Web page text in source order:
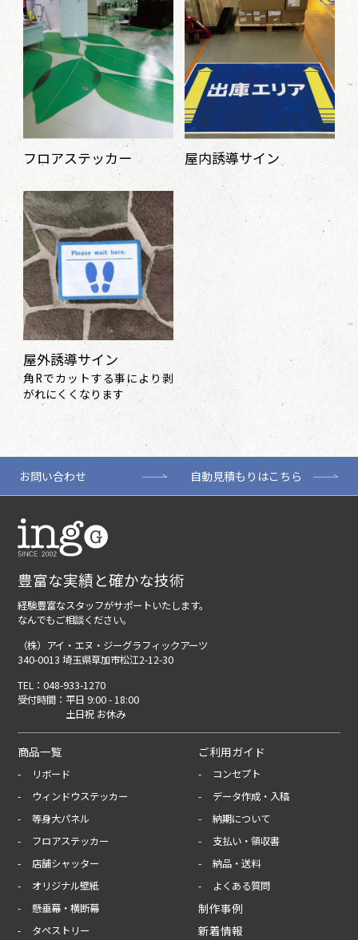
フロアステッカー 屋内誘導サイン
屋外誘導サイン
角Rでカットする事により剥
がれにくくなります
お問い合わせ 自動見積もりはこちら
豊富な実績と確かな技術
経験豊富なスタッフがサポートいたします。
なんでもご相談ください。
（株）アイ・エヌ・ジーグラフィックアーツ
340-0013 埼玉県草加市松江2-12-30
TEL：048-933-1270
受付時間： 平日 9:00 - 18:00
土日祝 お休み
商品一覧
リボード
ウィンドウステッカー
等身大パネル
フロアステッカー
店舗シャッター
オリジナル壁紙
懸垂幕・横断幕
タペストリー
ご利用ガイド
コンセプト
データ作成・入稿
納期について
支払い・領収書
納品・送料
よくある質問
制作事例
新着情報